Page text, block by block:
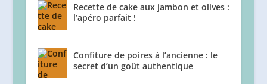
Recette de cake aux jambon et olives :
l’apéro parfait !
Confiture de poires à l’ancienne : le
secret d’un goût authentique